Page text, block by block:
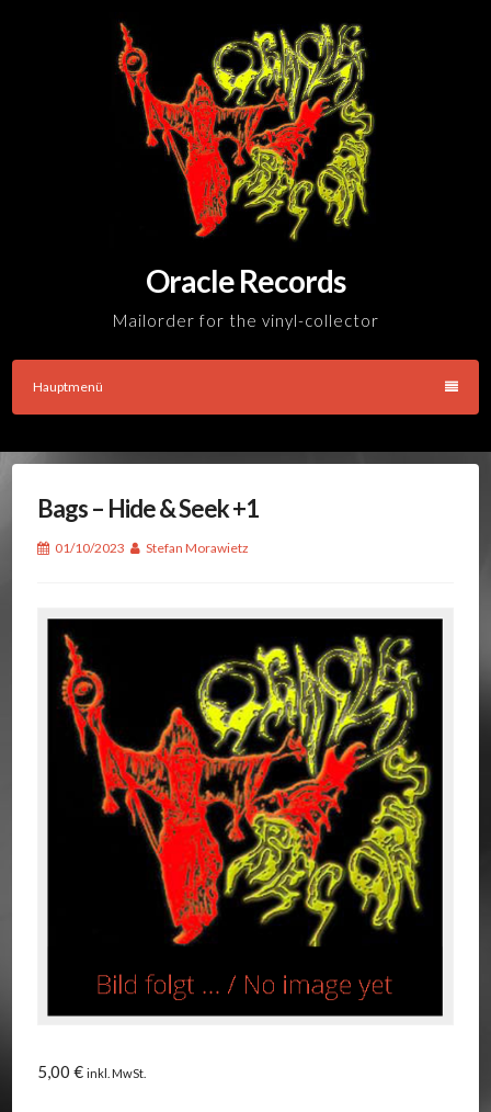
Oracle Records
Mailorder for the vinyl-collector
Hauptmenü
Bags – Hide & Seek +1
01/10/2023 Stefan Morawietz
5,00 € inkl. MwSt.